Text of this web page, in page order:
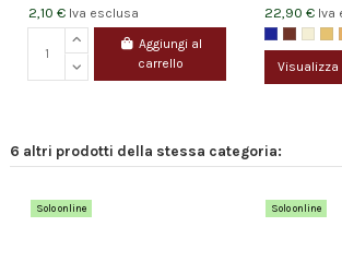
2,10 € Iva esclusa
Aggiungi al
carrello
22,90 € Iva
Visualizza
6 altri prodotti della stessa categoria:
Solo online Solo online